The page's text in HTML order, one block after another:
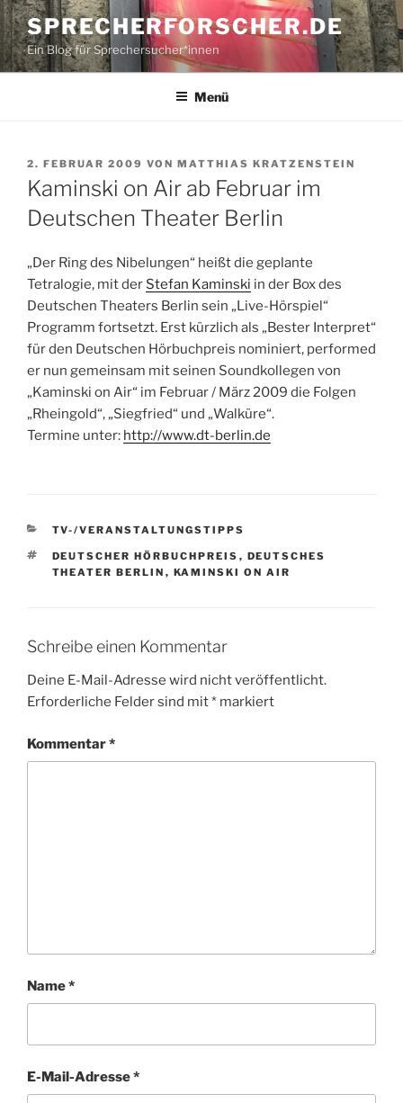
Zum
Inhalt
springen
SPRECHERFORSCHER.DE
Ein Blog für Sprechersucher*innen
Menü
VERÖFFENTLICHT
AM
2. FEBRUAR 2009 VON MATTHIAS KRATZENSTEIN
Kaminski on Air ab Februar im
Deutschen Theater Berlin
„Der Ring des Nibelungen“ heißt die geplante
Tetralogie, mit der Stefan Kaminski in der Box des
Deutschen Theaters Berlin sein „Live-Hörspiel“
Programm fortsetzt. Erst kürzlich als „Bester Interpret“
für den Deutschen Hörbuchpreis nominiert, performed
er nun gemeinsam mit seinen Soundkollegen von
„Kaminski on Air“ im Februar / März 2009 die Folgen
„Rheingold“, „Siegfried“ und „Walküre“.
Termine unter: http://www.dt-berlin.de
KATEGORIEN
TV-/VERANSTALTUNGSTIPPS
SCHLAGWÖRTER
DEUTSCHER HÖRBUCHPREIS , DEUTSCHES
THEATER BERLIN , KAMINSKI ON AIR
Schreibe einen Kommentar
Deine E-Mail-Adresse wird nicht veröffentlicht.
Erforderliche Felder sind mit* markiert
Kommentar*
Name*
E-Mail-Adresse*